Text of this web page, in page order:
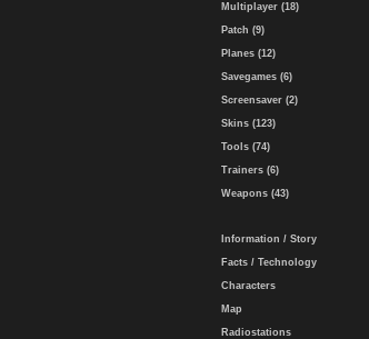
Multiplayer (18)
Patch (9)
Planes (12)
Savegames (6)
Screensaver (2)
Skins (123)
Tools (74)
Trainers (6)
Weapons (43)
Information / Story
Facts / Technology
Characters
Map
Radiostations